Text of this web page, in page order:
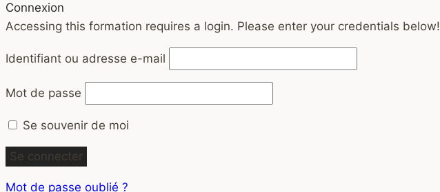
Connexion
Accessing this formation requires a login. Please enter your credentials below!
Identifiant ou adresse e-mail
Mot de passe
Se souvenir de moi
Mot de passe oublié ?